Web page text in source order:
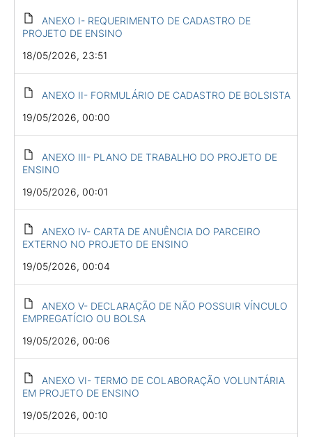
ANEXO I- REQUERIMENTO DE CADASTRO DE
PROJETO DE ENSINO
18/05/2026, 23:51
ANEXO II- FORMULÁRIO DE CADASTRO DE BOLSISTA
19/05/2026, 00:00
ANEXO III- PLANO DE TRABALHO DO PROJETO DE
ENSINO
19/05/2026, 00:01
ANEXO IV- CARTA DE ANUÊNCIA DO PARCEIRO
EXTERNO NO PROJETO DE ENSINO
19/05/2026, 00:04
ANEXO V- DECLARAÇÃO DE NÃO POSSUIR VÍNCULO
EMPREGATÍCIO OU BOLSA
19/05/2026, 00:06
ANEXO VI- TERMO DE COLABORAÇÃO VOLUNTÁRIA
EM PROJETO DE ENSINO
19/05/2026, 00:10